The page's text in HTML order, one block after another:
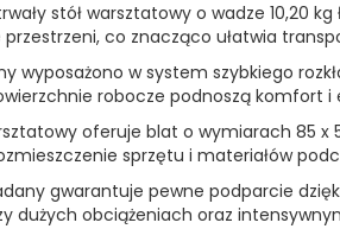
stół warsztatowy o wadze 10,20
przestrzeni, co znacząco ułatwia
wyposażono w system szybkiego
robocze podnoszą komfort i
oferuje blat o wymiarach 85 x
sprzętu i materiałów
gwarantuje pewne podparcie
dużych obciążeniach oraz